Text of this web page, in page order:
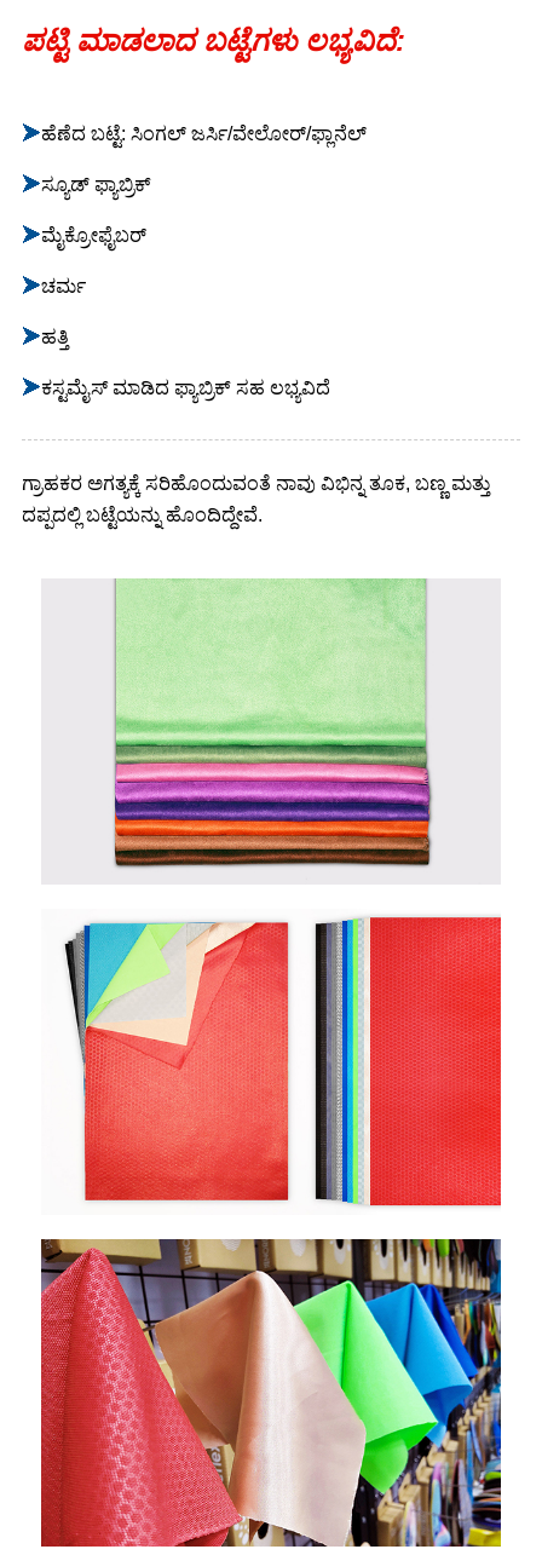
ಪಟ್ಟಿ ಮಾಡಲಾದ ಬಟ್ಟೆಗಳು ಲಭ್ಯವಿದೆ:
➤ಹೆಣೆದ ಬಟ್ಟೆ: ಸಿಂಗಲ್ ಜರ್ಸಿ/ವೇಲೋರ್/ಫ್ಲಾನೆಲ್
➤ಸ್ಯೂಡ್ ಫ್ಯಾಬ್ರಿಕ್
➤ಮೈಕ್ರೋಫೈಬರ್
➤ಚರ್ಮ
➤ಹತ್ತಿ
➤ಕಸ್ಟಮೈಸ್ ಮಾಡಿದ ಫ್ಯಾಬ್ರಿಕ್ ಸಹ ಲಭ್ಯವಿದೆ
ಗ್ರಾಹಕರ ಅಗತ್ಯಕ್ಕೆ ಸರಿಹೊಂದುವಂತೆ ನಾವು ವಿಭಿನ್ನ ತೂಕ, ಬಣ್ಣ ಮತ್ತು
ದಪ್ಪದಲ್ಲಿ ಬಟ್ಟೆಯನ್ನು ಹೊಂದಿದ್ದೇವೆ.